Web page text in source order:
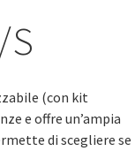
S
(con kit
e offre un’ampia
di scegliere se